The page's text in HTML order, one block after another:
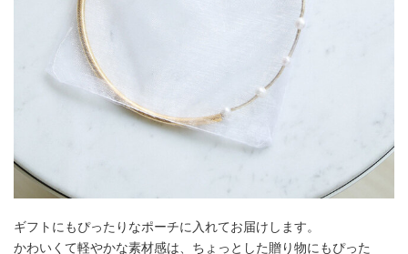
ギフトにもぴったりなポーチに入れてお届けします。
かわいくて軽やかな素材感は、ちょっとした贈り物にもぴった